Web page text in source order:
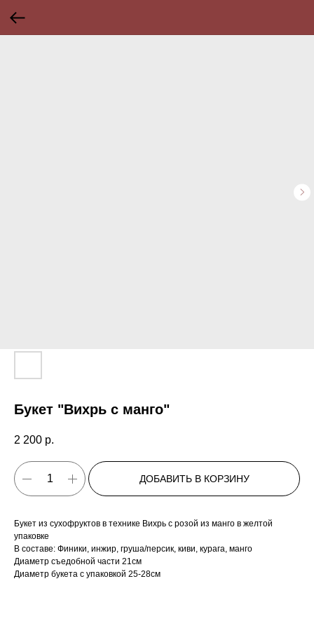
Букет "Вихрь с манго"
2 200 р.
ДОБАВИТЬ В КОРЗИНУ
Букет из сухофруктов в технике Вихрь с розой из манго в желтой
упаковке
В составе: Финики, инжир, груша/персик, киви, курага, манго
Диаметр съедобной части 21см
Диаметр букета с упаковкой 25-28см